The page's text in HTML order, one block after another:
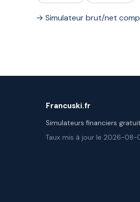
→ Simulateur brut/net
Francuski.fr
Simulateurs financiers
Taux mis à jour le 2026-08-